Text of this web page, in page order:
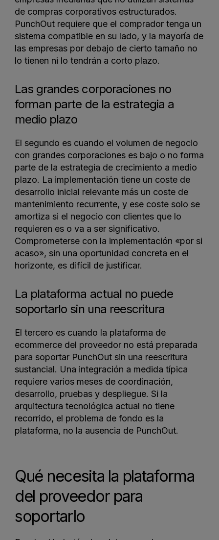
de compras corporativos estructurados.
PunchOut requiere que el comprador tenga un
sistema compatible en su lado, y la mayoría de
las empresas por debajo de cierto tamaño no
lo tienen ni lo tendrán a corto plazo.
Las grandes corporaciones no
forman parte de la estrategia a
medio plazo
El segundo es cuando el volumen de negocio
con grandes corporaciones es bajo o no forma
parte de la estrategia de crecimiento a medio
plazo. La implementación tiene un coste de
desarrollo inicial relevante más un coste de
mantenimiento recurrente, y ese coste solo se
amortiza si el negocio con clientes que lo
requieren es o va a ser significativo.
Comprometerse con la implementación «por si
acaso», sin una oportunidad concreta en el
horizonte, es difícil de justificar.
La plataforma actual no puede
soportarlo sin una reescritura
El tercero es cuando la plataforma de
ecommerce del proveedor no está preparada
para soportar PunchOut sin una reescritura
sustancial. Una integración a medida típica
requiere varios meses de coordinación,
desarrollo, pruebas y despliegue. Si la
arquitectura tecnológica actual no tiene
recorrido, el problema de fondo es la
plataforma, no la ausencia de PunchOut.
Qué necesita la plataforma
del proveedor para
soportarlo